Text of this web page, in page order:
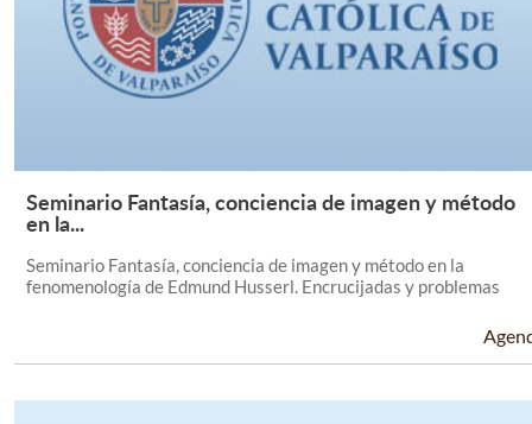
Leer Más +
Seminario Fantasía, conciencia de imagen y método
en la...
Seminario Fantasía, conciencia de imagen y método en la
fenomenología de Edmund Husserl. Encrucijadas y problemas